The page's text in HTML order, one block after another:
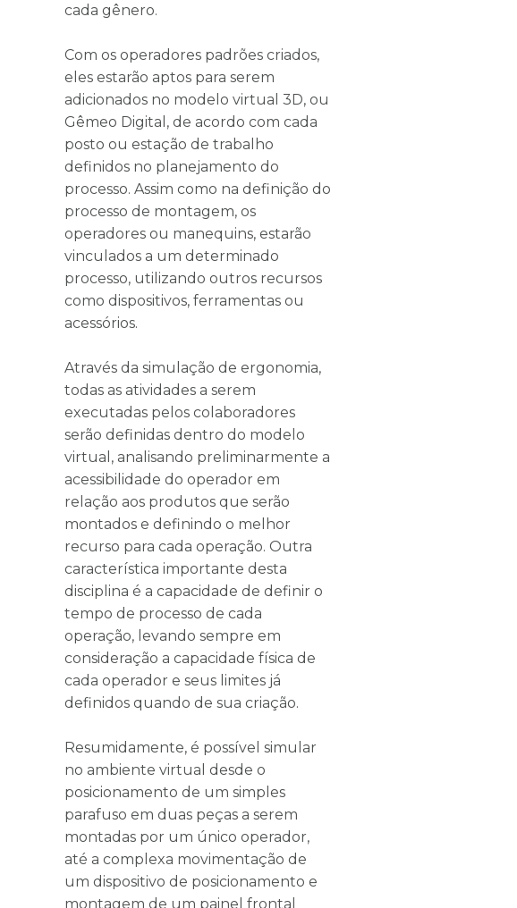
cada gênero.
Com os operadores padrões criados,
eles estarão aptos para serem
adicionados no modelo virtual 3D, ou
Gêmeo Digital, de acordo com cada
posto ou estação de trabalho
definidos no planejamento do
processo. Assim como na definição do
processo de montagem, os
operadores ou manequins, estarão
vinculados a um determinado
processo, utilizando outros recursos
como dispositivos, ferramentas ou
acessórios.
Através da simulação de ergonomia,
todas as atividades a serem
executadas pelos colaboradores
serão definidas dentro do modelo
virtual, analisando preliminarmente a
acessibilidade do operador em
relação aos produtos que serão
montados e definindo o melhor
recurso para cada operação. Outra
característica importante desta
disciplina é a capacidade de definir o
tempo de processo de cada
operação, levando sempre em
consideração a capacidade física de
cada operador e seus limites já
definidos quando de sua criação.
Resumidamente, é possível simular
no ambiente virtual desde o
posicionamento de um simples
parafuso em duas peças a serem
montadas por um único operador,
até a complexa movimentação de
um dispositivo de posicionamento e
montagem de um painel frontal